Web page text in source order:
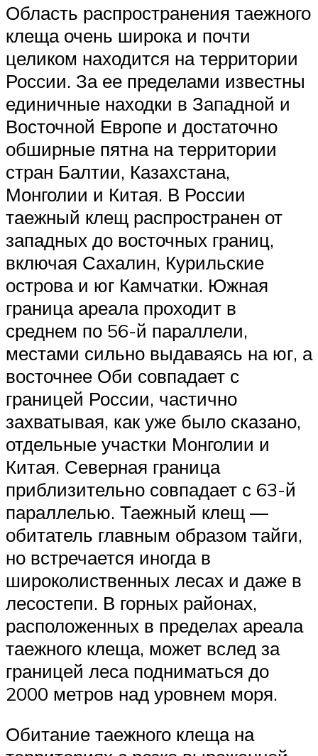
Область распространения таежного
клеща очень широка и почти
целиком находится на территории
России. За ее пределами известны
единичные находки в Западной и
Восточной Европе и достаточно
обширные пятна на территории
стран Балтии, Казахстана,
Монголии и Китая. В России
таежный клещ распространен от
западных до восточных границ,
включая Сахалин, Курильские
острова и юг Камчатки. Южная
граница ареала проходит в
среднем по 56-й параллели,
местами сильно выдаваясь на юг, а
восточнее Оби совпадает с
границей России, частично
захватывая, как уже было сказано,
отдельные участки Монголии и
Китая. Северная граница
приблизительно совпадает с 63-й
параллелью. Таежный клещ —
обитатель главным образом тайги,
но встречается иногда в
широколиственных лесах и даже в
лесостепи. В горных районах,
расположенных в пределах ареала
таежного клеща, может вслед за
границей леса подниматься до
2000 метров над уровнем моря.
Обитание таежного клеща на